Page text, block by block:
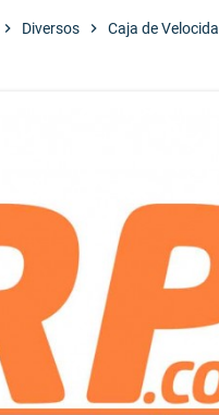
chevron_right Diversos chevron_right Caja de